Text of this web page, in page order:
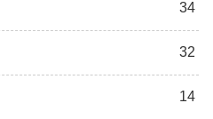
34
32
14